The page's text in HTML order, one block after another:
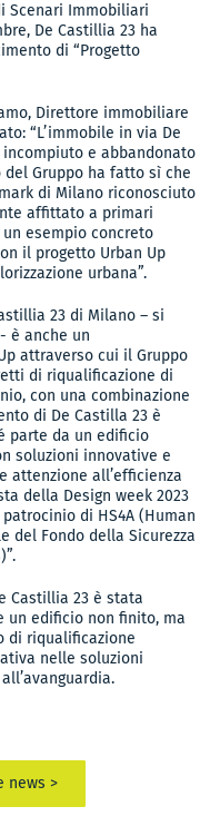
Scenari Immobiliari
De Castillia 23 ha
di “Progetto
Direttore immobiliare
“L’immobile in via De
e abbandonato
del Gruppo ha fatto sì che
di Milano riconosciuto
affittato a primari
esempio concreto
il progetto Urban Up
urbana”.
23 di Milano – si
è anche un
attraverso cui il Gruppo
di riqualificazione di
con una combinazione
di De Castilla 23 è
parte da un edificio
soluzioni innovative e
attenzione all’efficienza
della Design week 2023
di HS4A (Human
del Fondo della Sicurezza
Castillia 23 è stata
un edificio non finito, ma
di riqualificazione
nelle soluzioni
news >